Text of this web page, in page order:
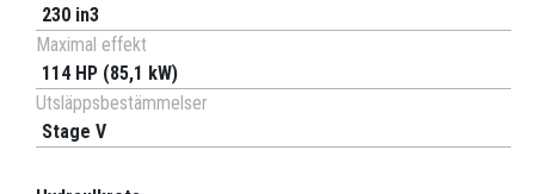
230 in3
Maximal effekt
114 HP (85,1 kW)
Utsläppsbestämmelser
Stage V